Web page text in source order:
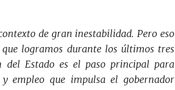
de gran inestabilidad. Pero eso
logramos durante los últimos tres
Estado es el paso principal para
empleo que impulsa el gobernador